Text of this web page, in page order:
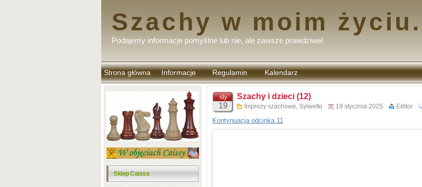
Szachy w moim życiu.
Podajemy informacje pomyślne lub nie, ale zawsze prawdziwe!
Strona główna Informacje Regulamin
komentarzy
Kalendarz
Sklep Caissa
sty
19
Szachy i dzieci (12)
Imprezy szachowe, Sylwetki 19 stycznia 2025 Editor
Kontynuacja odcinka 11